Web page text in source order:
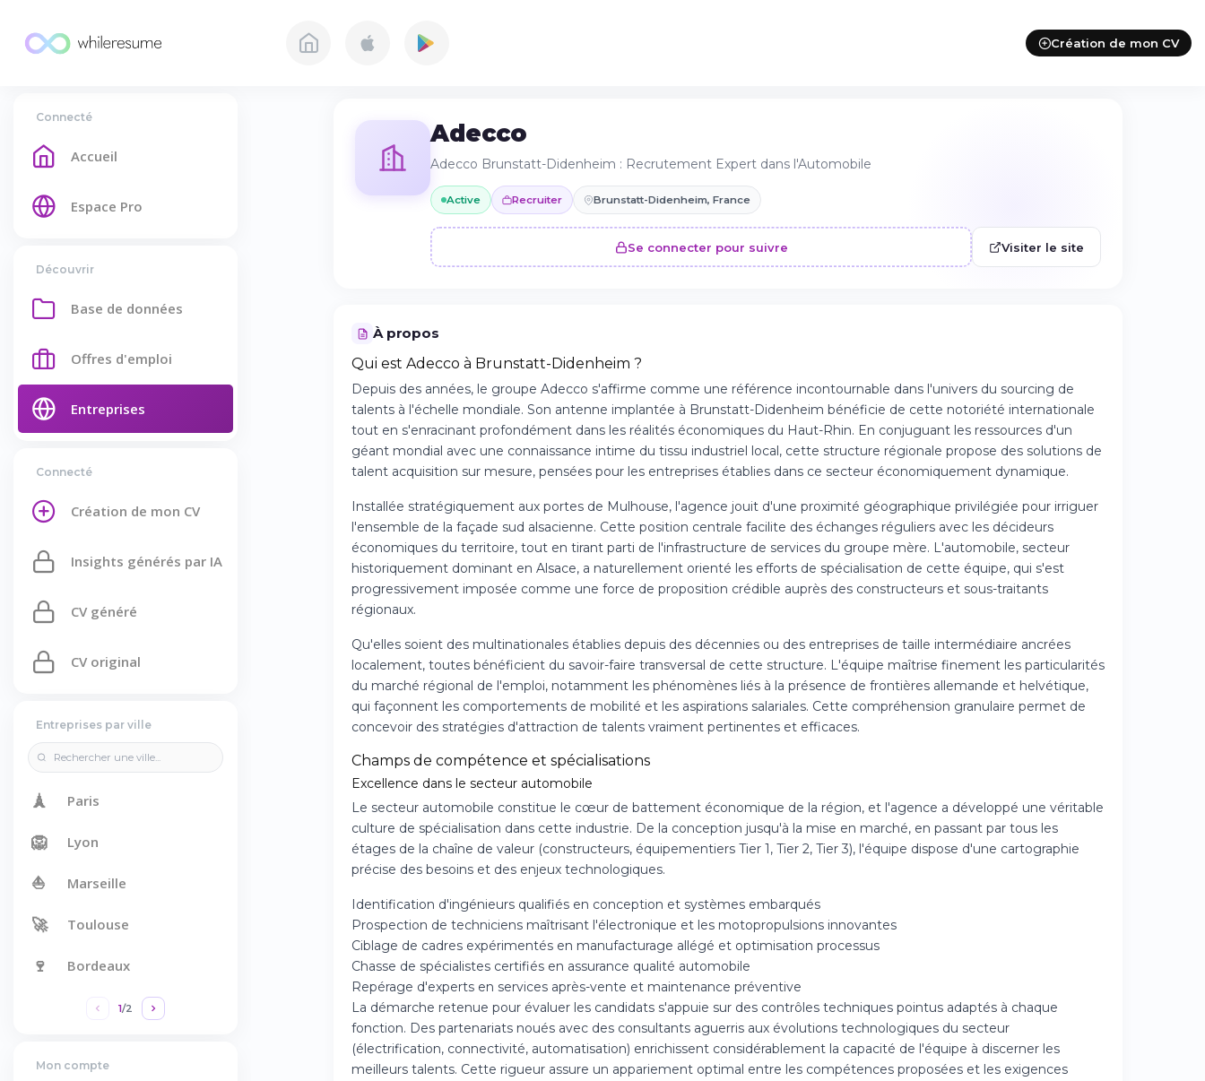
Création de mon CV
Connecté
Accueil
Espace Pro
Découvrir
Base de données
Offres d'emploi
Entreprises
Connecté
Création de mon CV
Insights générés par IA
CV généré
CV original
Entreprises par ville
🗼 Paris
🦁 Lyon
⛵ Marseille
🚀 Toulouse
🍷 Bordeaux
1/2
Mon compte
Adecco
Adecco Brunstatt-Didenheim : Recrutement Expert dans l'Automobile
Active Recruiter Brunstatt-Didenheim, France
Se connecter pour suivre Visiter le site
À propos
Qui est Adecco à Brunstatt-Didenheim ?
Depuis des années, le groupe Adecco s'affirme comme une référence incontournable dans l'univers du sourcing de
talents à l'échelle mondiale. Son antenne implantée à Brunstatt-Didenheim bénéficie de cette notoriété internationale
tout en s'enracinant profondément dans les réalités économiques du Haut-Rhin. En conjuguant les ressources d'un
géant mondial avec une connaissance intime du tissu industriel local, cette structure régionale propose des solutions de
talent acquisition sur mesure, pensées pour les entreprises établies dans ce secteur économiquement dynamique.
Installée stratégiquement aux portes de Mulhouse, l'agence jouit d'une proximité géographique privilégiée pour irriguer
l'ensemble de la façade sud alsacienne. Cette position centrale facilite des échanges réguliers avec les décideurs
économiques du territoire, tout en tirant parti de l'infrastructure de services du groupe mère. L'automobile, secteur
historiquement dominant en Alsace, a naturellement orienté les efforts de spécialisation de cette équipe, qui s'est
progressivement imposée comme une force de proposition crédible auprès des constructeurs et sous-traitants
régionaux.
Qu'elles soient des multinationales établies depuis des décennies ou des entreprises de taille intermédiaire ancrées
localement, toutes bénéficient du savoir-faire transversal de cette structure. L'équipe maîtrise finement les particularités
du marché régional de l'emploi, notamment les phénomènes liés à la présence de frontières allemande et helvétique,
qui façonnent les comportements de mobilité et les aspirations salariales. Cette compréhension granulaire permet de
concevoir des stratégies d'attraction de talents vraiment pertinentes et efficaces.
Champs de compétence et spécialisations
Excellence dans le secteur automobile
Le secteur automobile constitue le cœur de battement économique de la région, et l'agence a développé une véritable
culture de spécialisation dans cette industrie. De la conception jusqu'à la mise en marché, en passant par tous les
étages de la chaîne de valeur (constructeurs, équipementiers Tier 1, Tier 2, Tier 3), l'équipe dispose d'une cartographie
précise des besoins et des enjeux technologiques.
Identification d'ingénieurs qualifiés en conception et systèmes embarqués
Prospection de techniciens maîtrisant l'électronique et les motopropulsions innovantes
Ciblage de cadres expérimentés en manufacturage allégé et optimisation processus
Chasse de spécialistes certifiés en assurance qualité automobile
Repérage d'experts en services après-vente et maintenance préventive
La démarche retenue pour évaluer les candidats s'appuie sur des contrôles techniques pointus adaptés à chaque
fonction. Des partenariats noués avec des consultants aguerris aux évolutions technologiques du secteur
(électrification, connectivité, automatisation) enrichissent considérablement la capacité de l'équipe à discerner les
meilleurs talents. Cette rigueur assure un appariement optimal entre les compétences proposées et les exigences